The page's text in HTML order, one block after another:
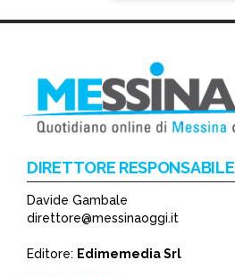
*
DIRETTORE RESPONSABILE
Davide Gambale
direttore@messinaoggi.it
Editore: Edimemedia Srl